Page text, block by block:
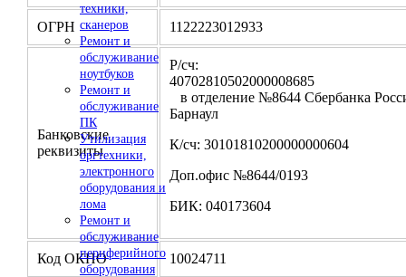
техники,
сканеров
Ремонт и
обслуживание
ноутбуков
Ремонт и
обслуживание
ПК
Утилизация
оргтехники,
электронного
оборудования и
лома
Ремонт и
обслуживание
периферийного
оборудования
ОГРН 1122223012933
Банковские
реквизиты
Р/сч:
в отделение №8644 Сбербанка
Барнаул
К/сч: 30101810200000000604
Доп.офис №8644/0193
БИК: 040173604
Код ОКПО 10024711